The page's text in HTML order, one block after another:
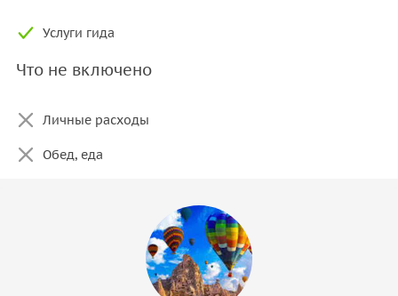
Услуги гида
Что не включено
Личные расходы
Обед, еда